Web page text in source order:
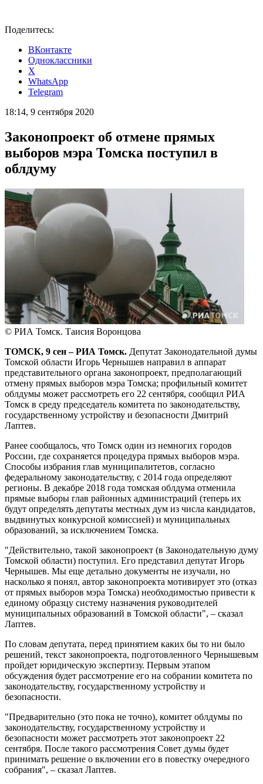
Поделитесь:
ВКонтакте
Одноклассники
X
WhatsApp
Telegram
18:14, 9 сентября 2020
Законопроект об отмене прямых
выборов мэра Томска поступил в
облдуму
© РИА Томск. Таисия Воронцова
ТОМСК, 9 сен – РИА Томск. Депутат Законодательной думы
Томской области Игорь Чернышев направил в аппарат
представительного органа законопроект, предполагающий
отмену прямых выборов мэра Томска; профильный комитет
облдумы может рассмотреть его 22 сентября, сообщил РИА
Томск в среду председатель комитета по законодательству,
государственному устройству и безопасности Дмитрий
Лаптев.
Ранее сообщалось, что Томск один из немногих городов
России, где сохраняется процедура прямых выборов мэра.
Способы избрания глав муниципалитетов, согласно
федеральному законодательству, с 2014 года определяют
регионы. В декабре 2018 года томская облдума отменила
прямые выборы глав районных администраций (теперь их
будут определять депутаты местных дум из числа кандидатов,
выдвинутых конкурсной комиссией) и муниципальных
образований, за исключением Томска.
"Действительно, такой законопроект (в Законодательную думу
Томской области) поступил. Его представил депутат Игорь
Чернышев. Мы еще детально документы не изучали, но
насколько я понял, автор законопроекта мотивирует это (отказ
от прямых выборов мэра Томска) необходимостью привести к
единому образцу систему назначения руководителей
муниципальных образований в Томской области", – сказал
Лаптев.
По словам депутата, перед принятием каких бы то ни было
решений, текст законопроекта, подготовленного Чернышевым
пройдет юридическую экспертизу. Первым этапом
обсуждения будет рассмотрение его на собрании комитета по
законодательству, государственному устройству и
безопасности.
"Предварительно (это пока не точно), комитет облдумы по
законодательству, государственному устройству и
безопасности может рассмотреть этот законопроект 22
сентября. После такого рассмотрения Совет думы будет
принимать решение о включении его в повестку очередного
собрания", – сказал Лаптев.